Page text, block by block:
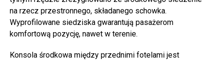
na rzecz przestronnego, składanego schowka.
Wyprofilowane siedziska gwarantują pasażerom
komfortową pozycję, nawet w terenie.
Konsola środkowa między przednimi fotelami jest